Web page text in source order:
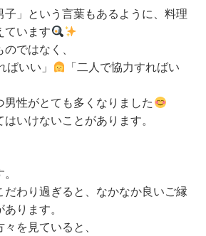
子」という言葉もあるように、料理
ています
ではなく、
ばいい」
「二人で協力すればい
男性がとても多くなりました
いけないことがあります。
だわり過ぎると、なかなか良いご縁
ります。
を見ていると、